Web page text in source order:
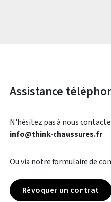
Assistance
N'hésitez pas à nous
info@think-chaussures.fr
Ou via notreformulaire de
Révoquer un contrat